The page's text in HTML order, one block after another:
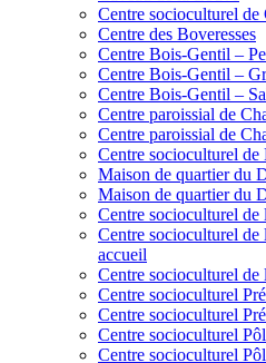
Centre socioculturel de
Centre des Boveresses
Centre Bois-Gentil –
Centre Bois-Gentil –
Centre Bois-Gentil –
Centre paroissial de
Centre paroissial de
Centre socioculturel de
Maison de quartier du
Maison de quartier du
Centre socioculturel
Centre socioculturel
accueil
Centre socioculturel de
Centre socioculturel
Centre socioculturel
Centre socioculturel
Centre socioculturel